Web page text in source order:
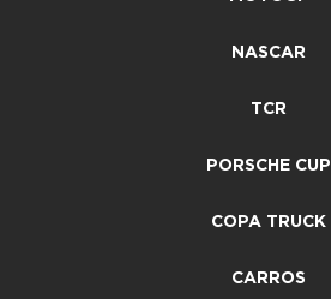
NASCAR
TCR
PORSCHE CUP
COPA TRUCK
CARROS